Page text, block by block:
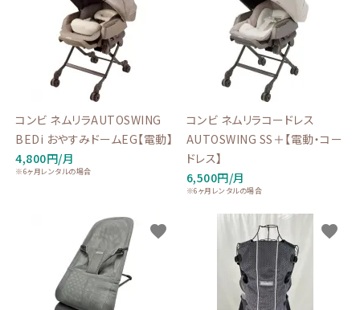
コンビ ネムリラAUTOSWING
BEDi おやすみドームEG【電動】
4,800円/月
※6ヶ月レンタルの場合
コンビ ネムリラコードレス
AUTOSWING SS＋【電動・コー
ドレス】
6,500円/月
※6ヶ月レンタルの場合
favorite favorite